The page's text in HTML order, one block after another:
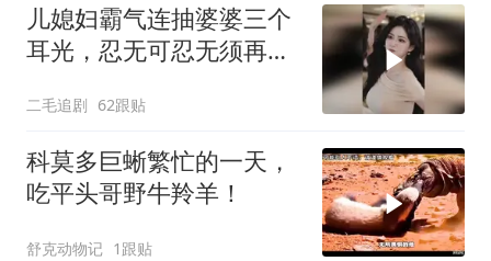
儿媳妇霸气连抽婆婆三个
耳光，忍无可忍无须再
二毛追剧 62跟贴
科莫多巨蜥繁忙的一天，
吃平头哥野牛羚羊！
舒克动物记 1跟贴